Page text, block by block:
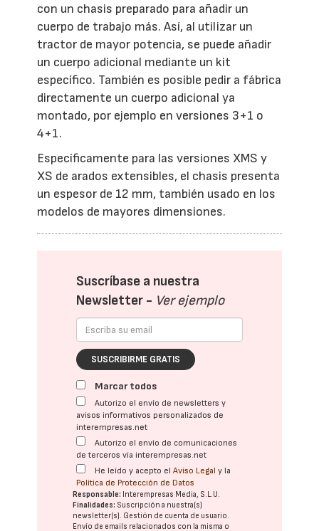
con un chasis preparado para añadir un
cuerpo de trabajo más. Así, al utilizar un
tractor de mayor potencia, se puede añadir
un cuerpo adicional mediante un kit
específico. También es posible pedir a fábrica
directamente un cuerpo adicional ya
montado, por ejemplo en versiones 3+1 o
4+1.
Específicamente para las versiones XMS y
XS de arados extensibles, el chasis presenta
un espesor de 12 mm, también usado en los
modelos de mayores dimensiones.
Suscríbase a nuestra
Newsletter - Ver ejemplo
SUSCRIBIRME GRATIS
Marcar todos
Autorizo el envío de newsletters y
avisos informativos personalizados de
interempresas.net
Autorizo el envío de comunicaciones
de terceros vía interempresas.net
He leído y acepto elAviso Legal y la
Política de Protección de Datos
Responsable: Interempresas Media, S.L.U.
Finalidades: Suscripción a nuestra(s)
newsletter(s). Gestión de cuenta de usuario.
Envío de emails relacionados con la misma o